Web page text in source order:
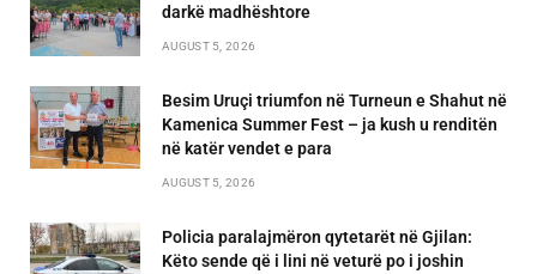
darkë madhështore
AUGUST 5, 2026
Besim Uruçi triumfon në Turneun e Shahut në
Kamenica Summer Fest – ja kush u renditën
në katër vendet e para
AUGUST 5, 2026
Policia paralajmëron qytetarët në Gjilan:
Këto sende që i lini në veturë po i joshin